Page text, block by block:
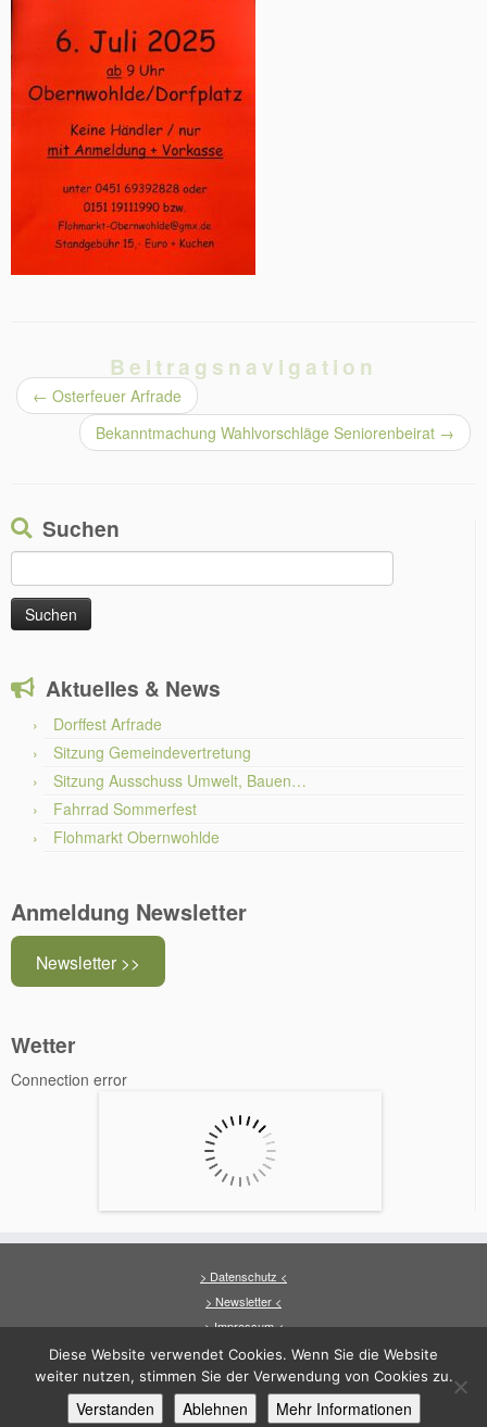
Beitragsnavigation
← Osterfeuer Arfrade
Bekanntmachung Wahlvorschläge Seniorenbeirat →
Suchen
nach:
Aktuelles & News
Dorffest Arfrade
Sitzung Gemeindevertretung
Sitzung Ausschuss Umwelt, Bauen…
Fahrrad Sommerfest
Flohmarkt Obernwohlde
Anmeldung Newsletter
Newsletter >>
Wetter
Connection error
> Datenschutz <
> Newsletter <
> Impressum <
·© 2026Arfrade··Entworfen mit demCustomizr-Theme·
Diese Website verwendet Cookies. Wenn Sie die Website
weiter nutzen, stimmen Sie der Verwendung von Cookies zu.
Verstanden Ablehnen Mehr Informationen